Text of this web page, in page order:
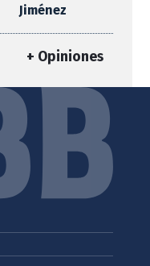
Jiménez
+ Opiniones